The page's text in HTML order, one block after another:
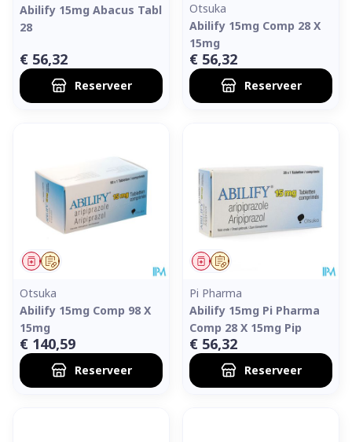
Abilify 15mg Abacus Tabl
28
€ 56,32
Reserveer
Otsuka
Abilify 15mg Comp 28 X
15mg
€ 56,32
Reserveer
Op voorschrift
Geneesmiddel
Otsuka
Abilify 15mg Comp 98 X
15mg
€ 140,59
Reserveer
Op voorschrift
Geneesmiddel
Pi Pharma
Abilify 15mg Pi Pharma
Comp 28 X 15mg Pip
€ 56,32
Reserveer